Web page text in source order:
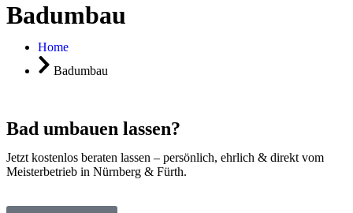
Badumbau
Home
Badumbau
Bad umbauen lassen?
Jetzt kostenlos beraten lassen – persönlich, ehrlich & direkt vom
Meisterbetrieb in Nürnberg & Fürth.